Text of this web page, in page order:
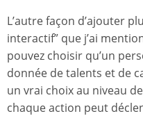
L’autre façon d’ajouter
interactif” que j’ai
pouvez choisir qu’un
donnée de talents et de
un vrai choix au niveau
chaque action peut